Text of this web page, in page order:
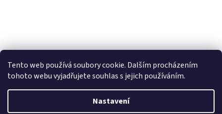
Tento web používá soubory cookie. Dalším procházením
tohoto webu vyjadřujete souhlas s jejich používáním.
Nastavení